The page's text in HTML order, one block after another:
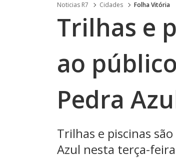
Noticias R7 Cidades Folha Vitória
Trilhas e
ao
Pedra
Trilhas e piscinas
Azul nesta terça-feira